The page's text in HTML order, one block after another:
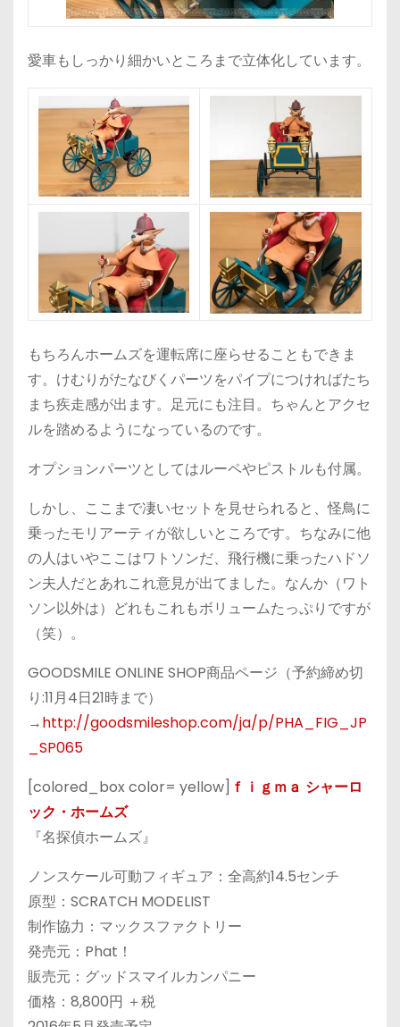
愛車もしっかり細かいところまで立体化しています。
もちろんホームズを運転席に座らせることもできま
す。けむりがたなびくパーツをパイプにつければたち
まち疾走感が出ます。足元にも注目。ちゃんとアクセ
ルを踏めるようになっているのです。
オプションパーツとしてはルーペやピストルも付属。
しかし、ここまで凄いセットを見せられると、怪鳥に
乗ったモリアーティが欲しいところです。ちなみに他
の人はいやここはワトソンだ、飛行機に乗ったハドソ
ン夫人だとあれこれ意見が出てました。なんか（ワト
ソン以外は）どれもこれもボリュームたっぷりですが
（笑）。
GOODSMILE ONLINE SHOP商品ページ（予約締め切
り:11月4日21時まで）
→http://goodsmileshop.com/ja/p/PHA_FIG_JP
_SP065
[colored_box color= yellow] ｆｉｇｍａ シャーロ
ック・ホームズ
『名探偵ホームズ』
ノンスケール可動フィギュア：全高約14.5センチ
原型：SCRATCH MODELIST
制作協力：マックスファクトリー
発売元：Phat！
販売元：グッドスマイルカンパニー
価格：8,800円 ＋税